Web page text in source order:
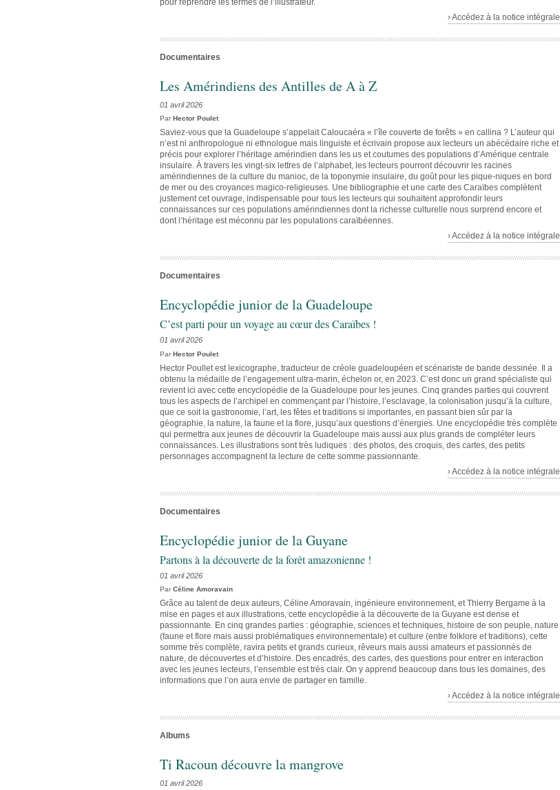
› Accédez à la notice intégrale
Documentaires
Les Amérindiens des Antilles de A à Z
01 avril 2026
ParHector Poulet
Saviez-vous que la Guadeloupe s’appelait Caloucaéra « l’île couverte de forêts » en callina ? L’auteur qui
n’est ni anthropologue ni ethnologue mais linguiste et écrivain propose aux lecteurs un abécédaire riche et
précis pour explorer l’héritage amérindien dans les us et coutumes des populations d’Amérique centrale
insulaire. À travers les vingt-six lettres de l’alphabet, les lecteurs pourront découvrir les racines
amérindiennes de la culture du manioc, de la toponymie insulaire, du goût pour les pique-niques en bord
de mer ou des croyances magico-religieuses. Une bibliographie et une carte des Caraïbes complètent
justement cet ouvrage, indispensable pour tous les lecteurs qui souhaitent approfondir leurs
connaissances sur ces populations amérindiennes dont la richesse culturelle nous surprend encore et
dont l’héritage est méconnu par les populations caraïbéennes.
› Accédez à la notice intégrale
Documentaires
Encyclopédie junior de la Guadeloupe
C’est parti pour un voyage au cœur des Caraïbes !
01 avril 2026
ParHector Poulet
Hector Poullet est lexicographe, traducteur de créole guadeloupéen et scénariste de bande dessinée. Il a
obtenu la médaille de l’engagement ultra-marin, échelon or, en 2023. C’est donc un grand spécialiste qui
revient ici avec cette encyclopédie de la Guadeloupe pour les jeunes. Cinq grandes parties qui couvrent
tous les aspects de l’archipel en commençant par l’histoire, l’esclavage, la colonisation jusqu’à la culture,
que ce soit la gastronomie, l’art, les fêtes et traditions si importantes, en passant bien sûr par la
géographie, la nature, la faune et la flore, jusqu’aux questions d’énergies. Une encyclopédie très complète
qui permettra aux jeunes de découvrir la Guadeloupe mais aussi aux plus grands de compléter leurs
connaissances. Les illustrations sont très ludiques : des photos, des croquis, des cartes, des petits
personnages accompagnent la lecture de cette somme passionnante.
› Accédez à la notice intégrale
Documentaires
Encyclopédie junior de la Guyane
Partons à la découverte de la forêt amazonienne !
01 avril 2026
ParCéline Amoravain
Grâce au talent de deux auteurs, Céline Amoravain, ingénieure environnement, et Thierry Bergame à la
mise en pages et aux illustrations, cette encyclopédie à la découverte de la Guyane est dense et
passionnante. En cinq grandes parties : géographie, sciences et techniques, histoire de son peuple, nature
(faune et flore mais aussi problématiques environnementale) et culture (entre folklore et traditions), cette
somme très complète, ravira petits et grands curieux, rêveurs mais aussi amateurs et passionnés de
nature, de découvertes et d’histoire. Des encadrés, des cartes, des questions pour entrer en interaction
avec les jeunes lecteurs, l’ensemble est très clair. On y apprend beaucoup dans tous les domaines, des
informations que l’on aura envie de partager en famille.
› Accédez à la notice intégrale
Albums
Ti Racoun découvre la mangrove
01 avril 2026